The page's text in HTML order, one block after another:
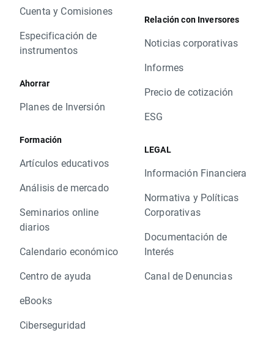
Cuenta y Comisiones
Especificación de
instrumentos
Ahorrar
Planes de Inversión
Formación
Artículos educativos
Análisis de mercado
Seminarios online
diarios
Calendario económico
Centro de ayuda
eBooks
Ciberseguridad
Relación con Inversores
Noticias corporativas
Informes
Precio de cotización
ESG
LEGAL
Información Financiera
Normativa y Políticas
Corporativas
Documentación de
Interés
Canal de Denuncias